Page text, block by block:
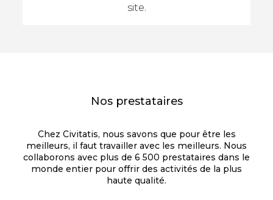
site.
Nos prestataires
Chez Civitatis, nous savons que pour être les
meilleurs, il faut travailler avec les meilleurs. Nous
collaborons avec plus de 6 500 prestataires dans le
monde entier pour offrir des activités de la plus
haute qualité.